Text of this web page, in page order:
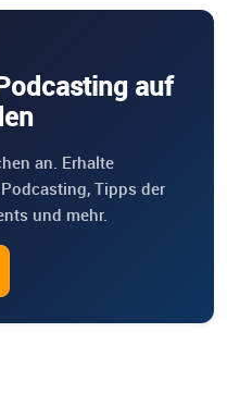
auf
an. Erhalte
Tipps der
und mehr.